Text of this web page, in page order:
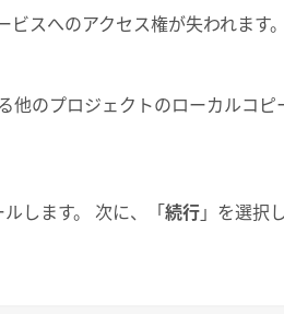
スへのアクセス権が失われま
のプロジェクトのローカルコピ
します。 次に、「続行」を選択